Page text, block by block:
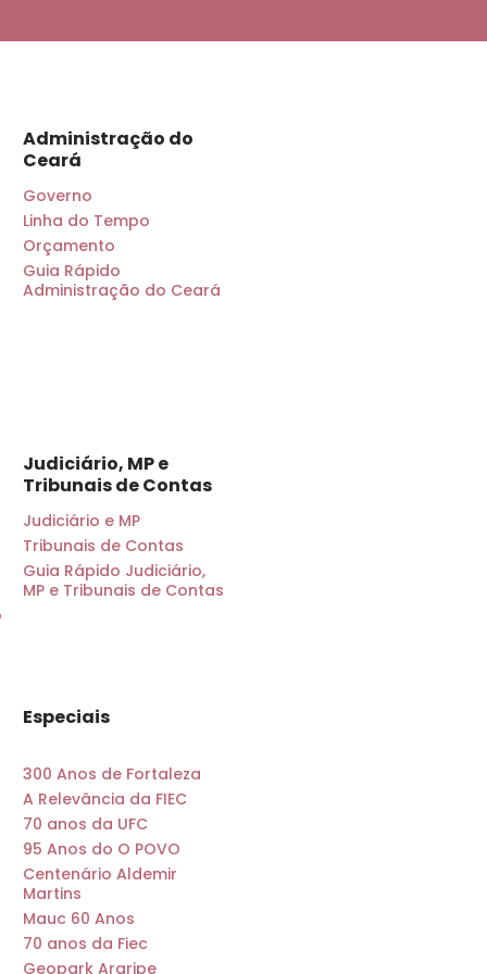
Administração do
Ceará
Governo
Linha do Tempo
Orçamento
Guia Rápido
Administração do Ceará
Judiciário, MP e
Tribunais de Contas
Judiciário e MP
Tribunais de Contas
Guia Rápido Judiciário,
MP e Tribunais de Contas
Especiais
300 Anos de Fortaleza
A Relevância da FIEC
70 anos da UFC
95 Anos do O POVO
Centenário Aldemir
Martins
Mauc 60 Anos
70 anos da Fiec
Geopark Araripe